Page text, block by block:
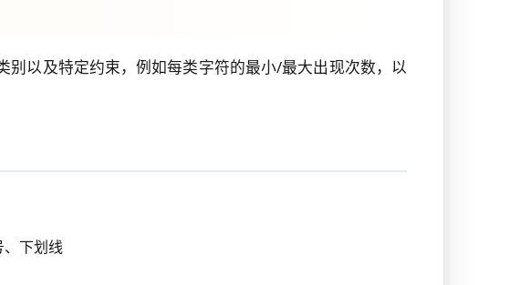
以及特定约束，例如每类字符的最小/最大出现次数，以
下划线